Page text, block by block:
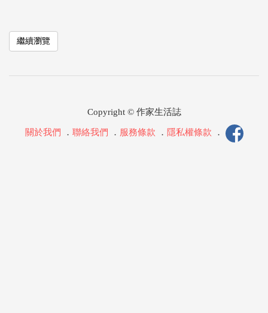
繼續瀏覽
Copyright © 作家生活誌
關於我們 ． 聯絡我們 ． 服務條款 ． 隱私權條款 ．